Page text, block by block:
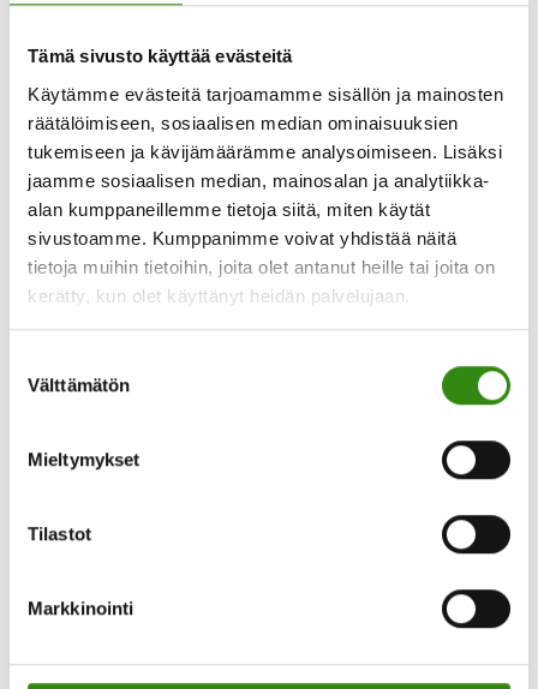
Tämä sivusto käyttää evästeitä
Käytämme evästeitä tarjoamamme sisällön ja mainosten
räätälöimiseen, sosiaalisen median ominaisuuksien
tukemiseen ja kävijämäärämme analysoimiseen. Lisäksi
jaamme sosiaalisen median, mainosalan ja analytiikka-
alan kumppaneillemme tietoja siitä, miten käytät
sivustoamme. Kumppanimme voivat yhdistää näitä
tietoja muihin tietoihin, joita olet antanut heille tai joita on
kerätty, kun olet käyttänyt heidän palvelujaan.
valinta
Välttämätön
Mieltymykset
Tilastot
Markkinointi
silmät näkemään elämän merkityksellisyydet
— Tunne siinä, kuinka maa jakojesi alla
kuvitella itsellesi pienet juuret maahan —
Hartiat saavat asettautua rennoksi ja selkä
ojentautua hyvään ryhtiin — Huokaise pari
kertaa ja anna hengityksen asettautua sille
sopivaan tahtiin — Hetkeen ei tarvitse yrittää
mitään erityistä — Anna silmien hakeutua
sinua miellyttävään kohtaan lähellä tai
— Tunne ilmavirta kasvoillasi — Voit vain olla
takaisin touhuihisi.
toteutettava asia luo – tai loisi – sinulle
”suloisesta suvesta”?
Kautta historiansa, on ihmisolento sopeutunut